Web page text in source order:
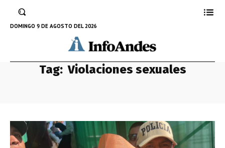
DOMINGO 9 DE AGOSTO DEL 2026
Tag: Violaciones sexuales